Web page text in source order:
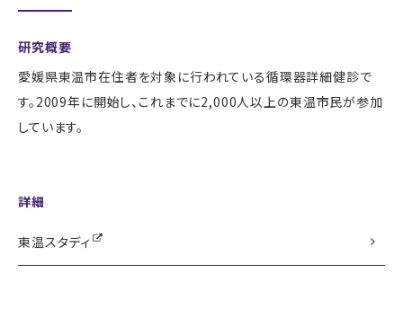
研究概要
愛媛県東温市在住者を対象に行われている循環器詳細健診で
す。2009年に開始し、これまでに2,000人以上の東温市民が参加
しています。
詳細
東温スタディ